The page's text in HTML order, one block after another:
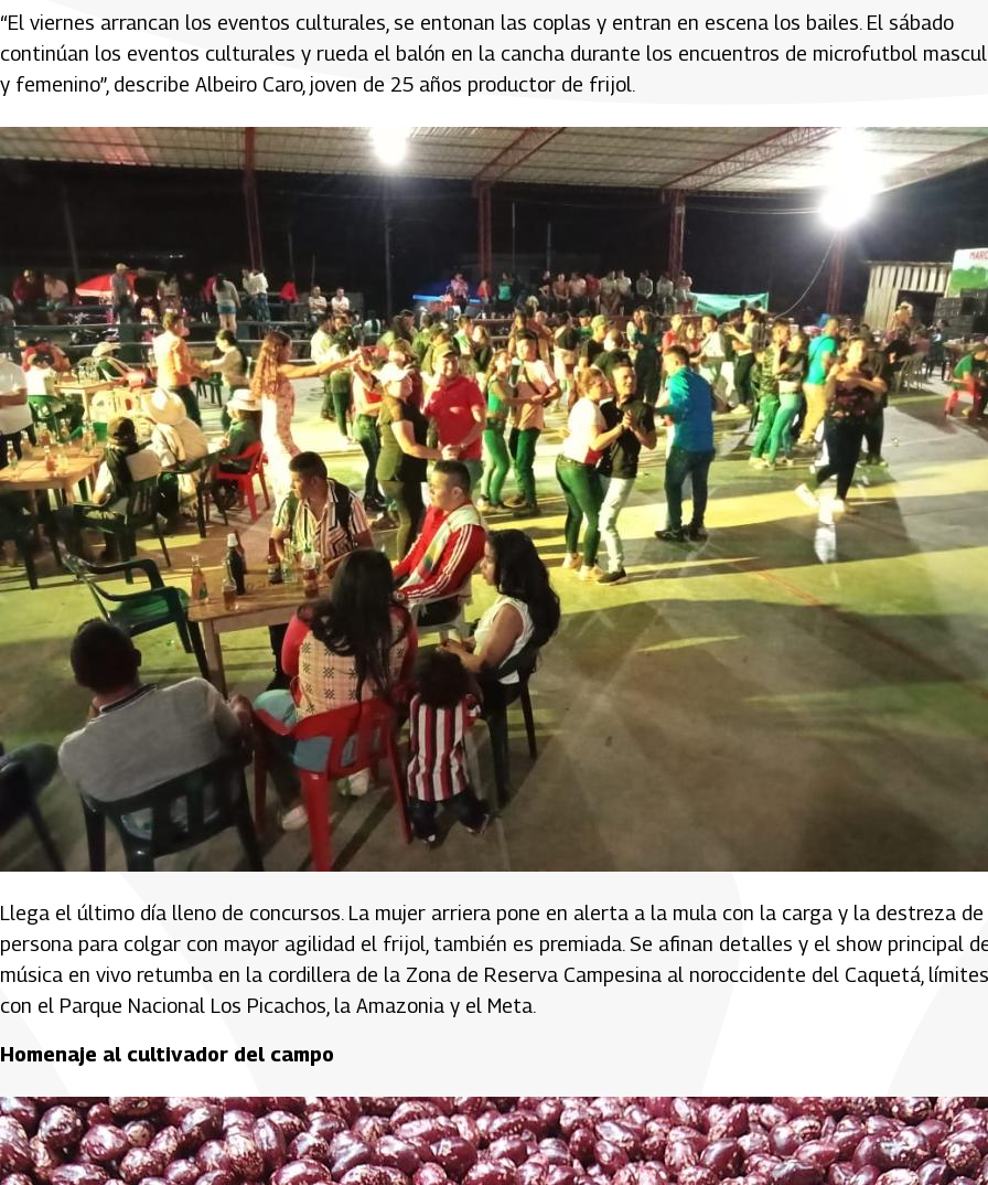
“El viernes arrancan los eventos culturales, se entonan las coplas y entran en escena los bailes. El sábado
continúan los eventos culturales y rueda el balón en la cancha durante los encuentros de microfutbol
y femenino”, describe Albeiro Caro, joven de 25 años productor de frijol.
Llega el último día lleno de concursos. La mujer arriera pone en alerta a la mula con la carga y la destreza
persona para colgar con mayor agilidad el frijol, también es premiada. Se afinan detalles y el show principal
música en vivo retumba en la cordillera de la Zona de Reserva Campesina al noroccidente del Caquetá, límites
con el Parque Nacional Los Picachos, la Amazonia y el Meta.
Homenaje al cultivador del campo